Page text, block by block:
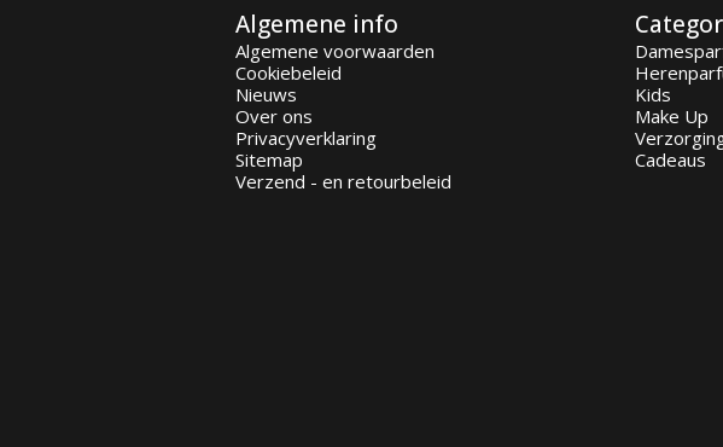
Algemene info
Algemene voorwaarden
Cookiebeleid
Nieuws
Over ons
Privacyverklaring
Sitemap
Verzend - en retourbeleid
Kids
Make Up
Cadeaus